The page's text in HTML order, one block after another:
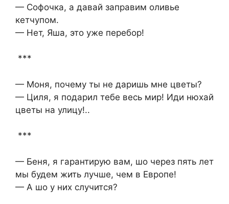
— Софочка, а давай заправим оливье
кетчупом.
— Нет, Яша, это уже перебор!
***
— Моня, почему ты не даришь мне цветы?
— Циля, я подарил тебе весь мир! Иди нюхай
цветы на улицу!..
***
— Беня, я гарантирую вам, шо через пять лет
мы будем жить лучше, чем в Европе!
— А шо у них случится?